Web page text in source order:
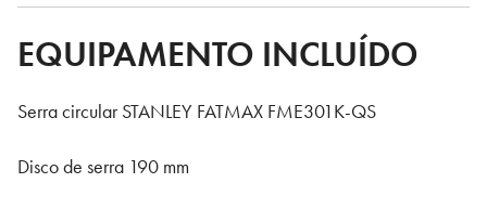
EQUIPAMENTO INCLUÍDO
Serra circular STANLEY FATMAX FME301K-QS
Disco de serra 190 mm